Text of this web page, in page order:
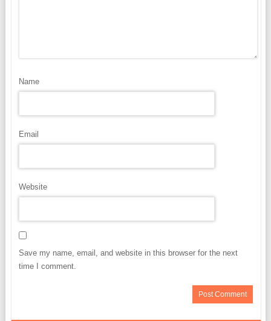
Name
Email
Website
Save my name, email, and website in this browser for the next
time I comment.